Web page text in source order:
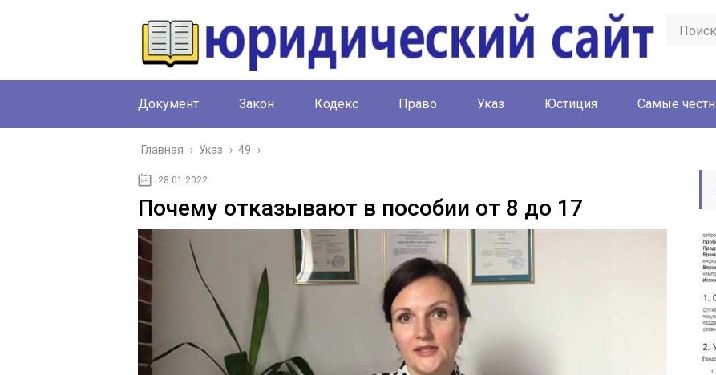
Документ Закон Кодекс Право Указ Юстиция Cамые
Главная › Указ › 49 ›
28.01.2022
Почему отказывают в пособии от 8 до 17